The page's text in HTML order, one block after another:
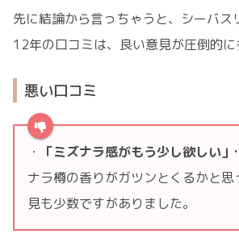
先に結論から言っちゃうと、シーバス
12年の口コミは、良い意見が圧倒的に
悪い口コミ
・ 「ミズナラ感がもう少し欲しい
ナラ樽の香りがガツンとくるかと思
見も少数ですがありました。